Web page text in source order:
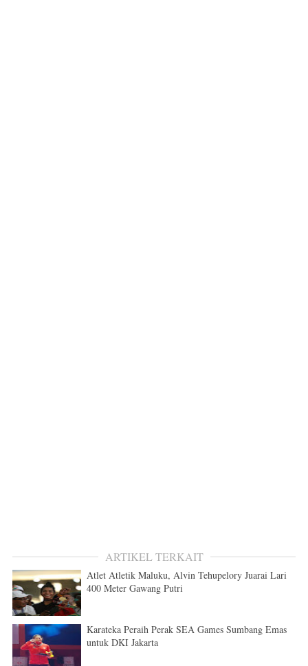
ARTIKEL TERKAIT
Atlet Atletik Maluku, Alvin Tehupelory Juarai Lari
400 Meter Gawang Putri
Karateka Peraih Perak SEA Games Sumbang Emas
untuk DKI Jakarta